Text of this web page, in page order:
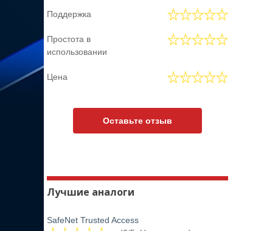
Поддержка
Простота в
использовании
Цена
Оставьте отзыв
Лучшие аналоги
SafeNet Trusted Access